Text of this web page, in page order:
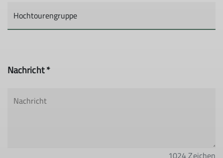
Nachricht *
1024Zeichen